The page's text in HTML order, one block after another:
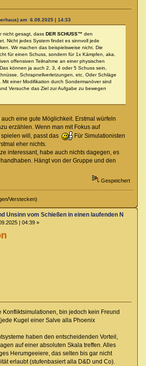
am 6.08.2025 | 14:33
nicht gesagt, dass DER SCHUSS™ den
Nicht jedes System findet es sinnvoll jede
Wir machen das beispielsweise nicht. Die
für einen Schuss, sondern für 1x Kämpfen, aka.
offensiven Teilnahme an einer physischen
können ja auch 2, 3, 4 oder 5 Schuss sein,
Schrapnellverletzungen, etc. Oder Schläge
Mit einer Modifikation durch Sondermanöver sind
Versuche das Ziel zur Aufgabe zu bewegen
eine gute Möglichkeit. Erstmal würfeln
erzählen. Wenn man mit Fokus auf
will, passt das
Für Simulationisten
eher nichts.
interessant, habe auch nichts dagegen, es
Hängt von der Gruppe und den
Gespeichert
Verstecken)
Unsinn vom Schießen in einen laufenden
| 04:39 »
Konfliktsimulationen, bin jedoch kein Freund
Kugel einer Salve alla Phoenix
haben den entscheidenden Vorteil,
auf einer absoluten Skala treffen. Alles
Herumgeeiere, das selten bis gar nicht
erlaubt (stufenbasiert alla D&D und Co).